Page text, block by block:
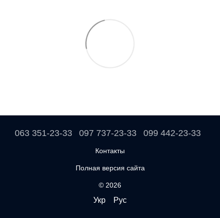
063 351-23-33 097 737-23-33 099 442-23-33
Контакты
Полная версия сайта
© 2026
Укр Рус